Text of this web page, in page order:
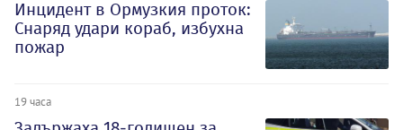
Инцидент в Ормузкия проток:
Снаряд удари кораб, избухна
пожар
19 часа